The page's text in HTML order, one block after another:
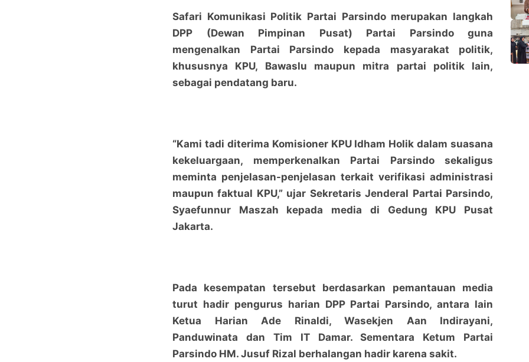
Safari Komunikasi Politik Partai Parsindo merupakan langkah
DPP (Dewan Pimpinan Pusat) Partai Parsindo guna
mengenalkan Partai Parsindo kepada masyarakat politik,
khususnya KPU, Bawaslu maupun mitra partai politik lain,
sebagai pendatang baru.
“Kami tadi diterima Komisioner KPU Idham Holik dalam suasana
kekeluargaan, memperkenalkan Partai Parsindo sekaligus
meminta penjelasan-penjelasan terkait verifikasi administrasi
maupun faktual KPU,” ujar Sekretaris Jenderal Partai Parsindo,
Syaefunnur Maszah kepada media di Gedung KPU Pusat
Jakarta.
Pada kesempatan tersebut berdasarkan pemantauan media
turut hadir pengurus harian DPP Partai Parsindo, antara lain
Ketua Harian Ade Rinaldi, Wasekjen Aan Indirayani,
Panduwinata dan Tim IT Damar. Sementara Ketum Partai
Parsindo HM. Jusuf Rizal berhalangan hadir karena sakit.